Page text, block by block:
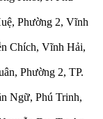
Phường 2, Vĩnh
Chích, Vĩnh Hải,
Phường 2, TP.
Ngữ, Phú Trinh,